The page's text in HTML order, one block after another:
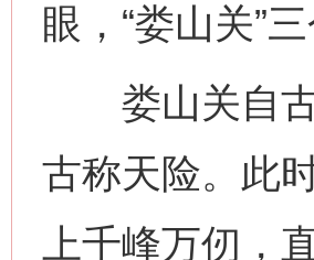
眼，“娄山关”
娄山关自古
古称天险。此
上千峰万仞，